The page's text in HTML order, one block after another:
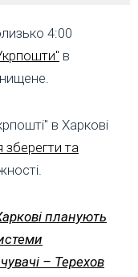
4:00
в
в Харкові
зберегти та
планують
– Терехов